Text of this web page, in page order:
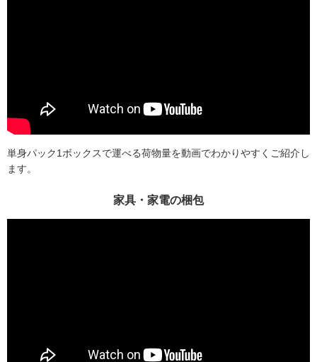
単身パック1ボックスで運べる荷物量を動画でわかりやすくご紹介し
ます。
家具・家電の梱包